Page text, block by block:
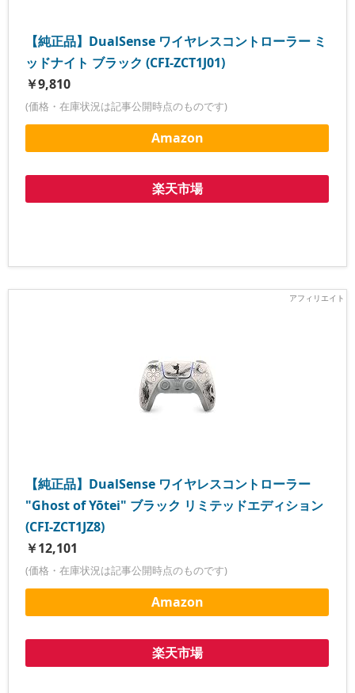
【純正品】DualSense ワイヤレスコントローラー ミ
ッドナイト ブラック (CFI-ZCT1J01)
￥9,810
(価格・在庫状況は記事公開時点のものです)
Amazon
楽天市場
【純正品】DualSense ワイヤレスコントローラー
"Ghost of Yōtei" ブラック リミテッドエディション
(CFI-ZCT1JZ8)
￥12,101
(価格・在庫状況は記事公開時点のものです)
Amazon
楽天市場